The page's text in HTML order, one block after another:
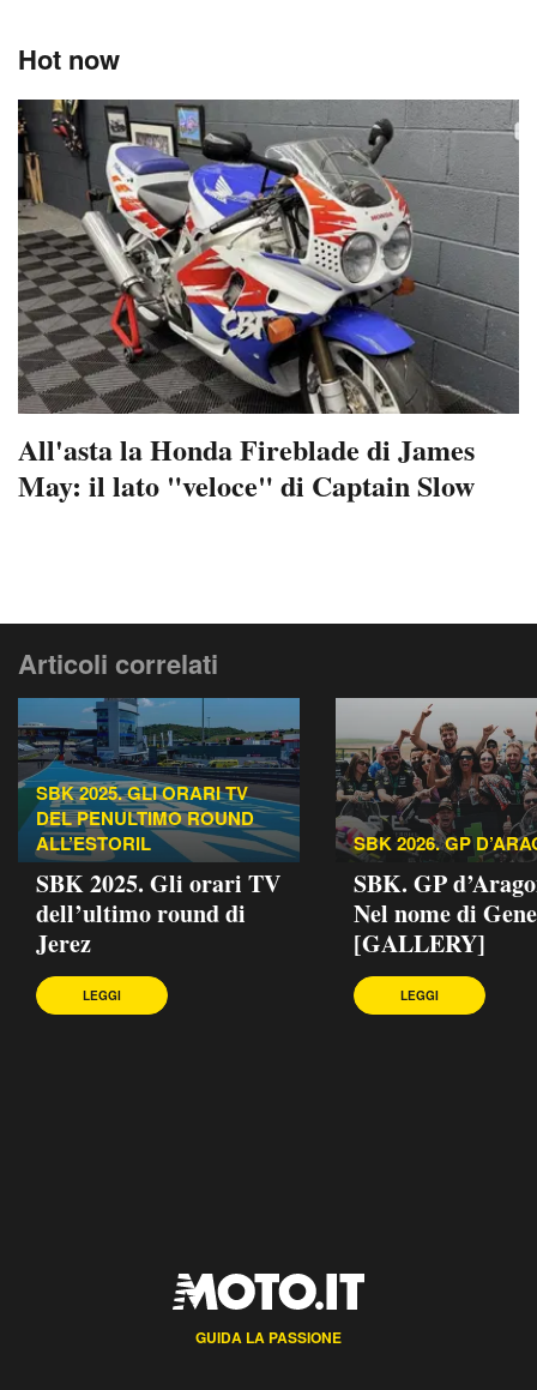
Hot now
All'asta la Honda Fireblade di James
May: il lato "veloce" di Captain Slow
Articoli correlati
SBK 2025. GLI ORARI TV
DEL PENULTIMO ROUND
ALL’ESTORIL
SBK 2025. Gli orari TV
dell’ultimo round di
Jerez
LEGGI
SBK 2026. GP
SBK. GP
Nel nome di
[GALLERY]
LEGGI
GUIDA LA PASSIONE